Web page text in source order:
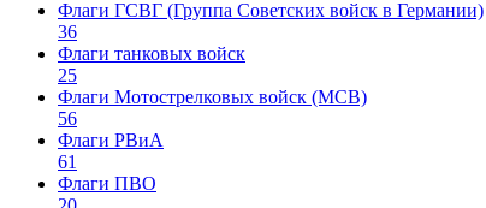
Флаги ГСВГ (Группа Советских войск в Германии)
36
Флаги танковых войск
25
Флаги Мотострелковых войск (МСВ)
56
Флаги РВиА
61
Флаги ПВО